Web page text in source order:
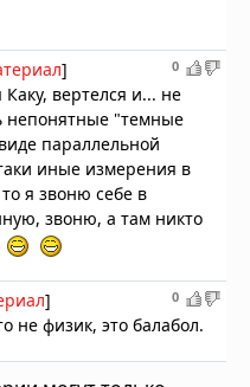
0
]
вертелся и... не
непонятные "темные
параллельной
иные измерения в
я звоню себе в
звоню, а там никто
0
]
не физик, это балабол.